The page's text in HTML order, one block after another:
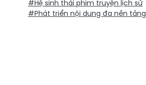
#Hệ sinh thái phim truyện lịch sử
#Phát triển nội dung đa nền tảng